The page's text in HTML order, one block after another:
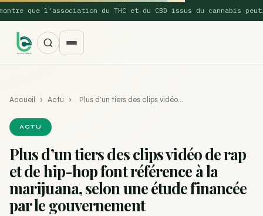
que l’association du THC et du CBD issus du cannabis peut…
SUGGESTIONS POPULAIRES
Une nouvelle étude montre que la vaporisation du
cannabis réduit de 99…
Accueil › Actu › Plus d’un tiers des clips vidéo…
ACTU
Plus d’un tiers des clips vidéo de rap
et de hip-hop font référence à la
marijuana, selon une étude financée
par le gouvernement